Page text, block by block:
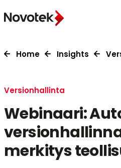
Home Insights
Versionhallinta
Webinaari:
merkitys